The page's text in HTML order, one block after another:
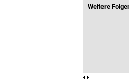
Weitere